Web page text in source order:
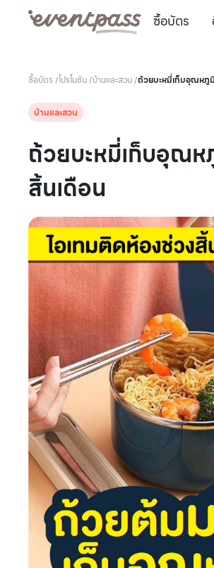
ซื้อบัตร
ซื้อบัตร /โปรโมชัน/บ้านและสวน/
บ้านและสวน
ถ้วยบะหมี่เก็บอุณห
สิ้นเดือน